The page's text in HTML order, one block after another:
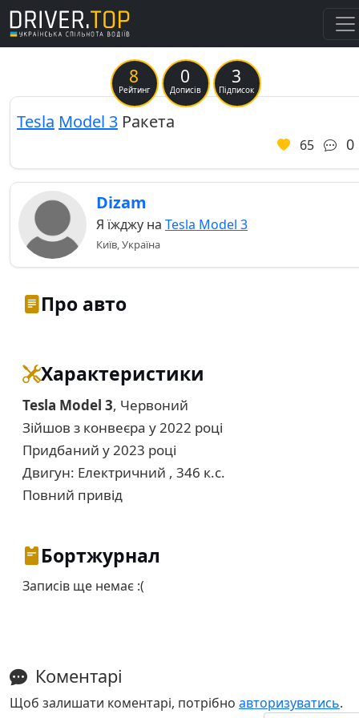
8
Рейтинг
0
Дописів
3
Підписок
Tesla Model 3 Ракета
65 0
Dizam
Я їжджу на Tesla Model 3
Київ, Україна
Про авто
Характеристики
Tesla Model 3, Червоний
Зійшов з конвеєра у 2022 році
Придбаний у 2023 році
Двигун: Електричний , 346 к.с.
Повний привід
Бортжурнал
Записів ще немає :(
Коментарі
Щоб залишати коментарі, потрібно авторизуватись.